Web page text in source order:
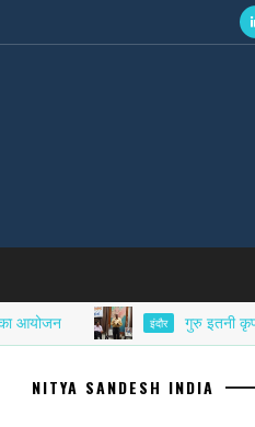
इंदौर गुरु इतनी कृपा करना प्रभु
NITYA SANDESH INDIA